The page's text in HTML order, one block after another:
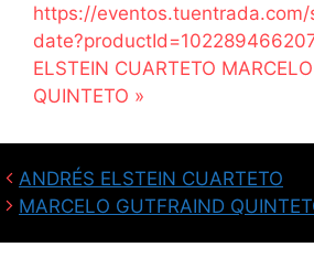
https://
ELSTEIN CUARTETO
QUINTETO »
ANDRÉS ELSTEIN CUARTETO
MARCELO GUTFRAIND